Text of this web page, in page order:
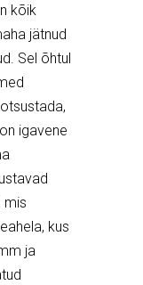
kõik
jätnud
Sel õhtul
igavene
mis
kus
ja